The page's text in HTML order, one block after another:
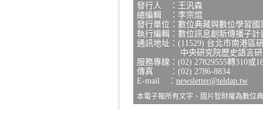
發行人 ：王汎森
總編輯 ：李宗焜
發行單位：數位典藏與數位學習
執行編輯：數位訊息創新傳播子計
通訊地址：(11529) 台北市南港區
中央研究院歷史語言研究
服務專線：(02) 27829555轉310或
傳真 ：(02) 2786-8834
E-mail ： newsletter@teldap.tw
本電子報所有文字、圖片智財權為數位